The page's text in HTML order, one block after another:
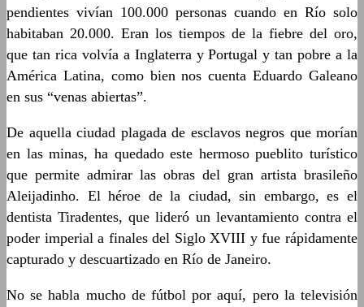
pendientes vivían 100.000 personas cuando en Río solo
habitaban 20.000. Eran los tiempos de la fiebre del oro,
que tan rica volvía a Inglaterra y Portugal y tan pobre a la
América Latina, como bien nos cuenta Eduardo Galeano
en sus “venas abiertas”.
De aquella ciudad plagada de esclavos negros que morían
en las minas, ha quedado este hermoso pueblito turístico
que permite admirar las obras del gran artista brasileño
Aleijadinho. El héroe de la ciudad, sin embargo, es el
dentista Tiradentes, que lideró un levantamiento contra el
poder imperial a finales del Siglo XVIII y fue rápidamente
capturado y descuartizado en Río de Janeiro.
No se habla mucho de fútbol por aquí, pero la televisión